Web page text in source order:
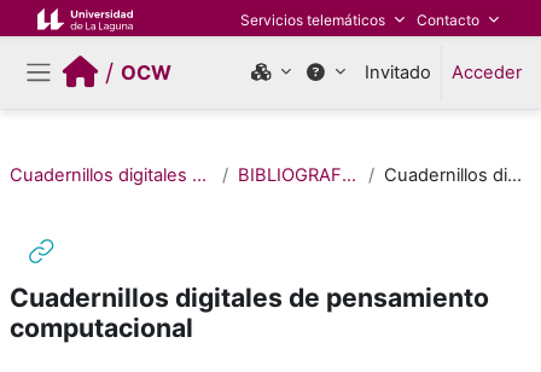
Salta al contenido principal Servicios telemáticos Contacto
Panel lateral
/OCW Invitado Acceder
Cuadernillos digitales de Pensamiento Computacional (Edición 2022) BIBLIOGRAFÍA / MATERIALES DE CONSULTA Cuadernillos digitales de pensamiento computacional
Cuadernillos digitales de pensamiento
computacional